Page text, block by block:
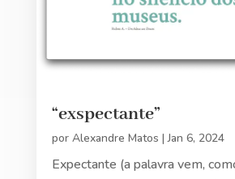
“exspectante”
por Alexandre Matos |Jan 6, 2024
Expectante (a palavra vem,